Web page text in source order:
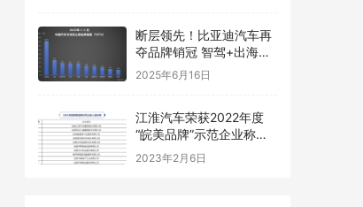
断层领先！比亚迪汽车再
夺品牌销冠 智驾+出海双
引擎发力
2025年6月16日
江淮汽车荣获2022年度
“皖美品牌”示范企业称号,
向世界展品牌实力
2023年2月6日